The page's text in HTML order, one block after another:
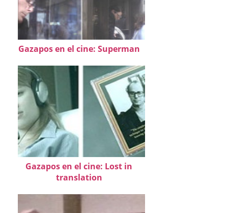
Gazapos en el cine: Superman
Gazapos en el cine: Lost in
translation